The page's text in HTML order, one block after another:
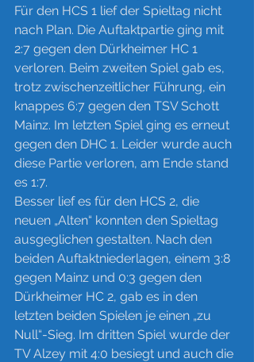
Für den HCS 1 lief der Spieltag nicht
nach Plan. Die Auftaktpartie ging mit
2:7 gegen den Dürkheimer HC 1
verloren. Beim zweiten Spiel gab es,
trotz zwischenzeitlicher Führung, ein
knappes 6:7 gegen den TSV Schott
Mainz. Im letzten Spiel ging es erneut
gegen den DHC 1. Leider wurde auch
diese Partie verloren, am Ende stand
es 1:7.
Besser lief es für den HCS 2, die
neuen „Alten“ konnten den Spieltag
ausgeglichen gestalten. Nach den
beiden Auftaktniederlagen, einem 3:8
gegen Mainz und 0:3 gegen den
Dürkheimer HC 2, gab es in den
letzten beiden Spielen je einen „zu
Null“-Sieg. Im dritten Spiel wurde der
TV Alzey mit 4:0 besiegt und auch die